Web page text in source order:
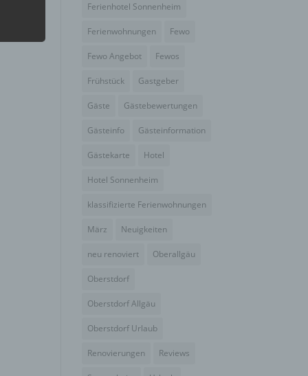
Ferienhotel Sonnenheim
Ferienwohnungen Fewo
Fewo Angebot Fewos
Frühstück Gastgeber
Gäste Gästebewertungen
Gästeinfo Gästeinformation
Gästekarte Hotel
Hotel Sonnenheim
klassifizierte Ferienwohnungen
März Neuigkeiten
neu renoviert Oberallgäu
Oberstdorf
Oberstdorf Allgäu
Oberstdorf Urlaub
Renovierungen Reviews